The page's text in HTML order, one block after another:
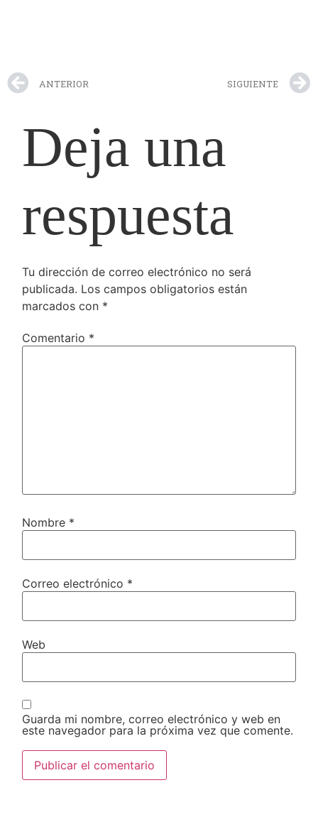
ANTERIOR SIGUIENTE
Deja una
respuesta
Tu dirección de correo electrónico no será
publicada. Los campos obligatorios están
marcados con *
Comentario *
Nombre *
Correo electrónico *
Web
Guarda mi nombre, correo electrónico y web en
este navegador para la próxima vez que comente.